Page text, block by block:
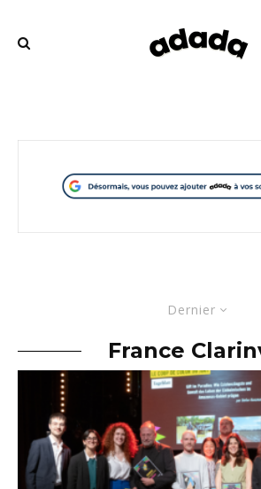
Dernier
France